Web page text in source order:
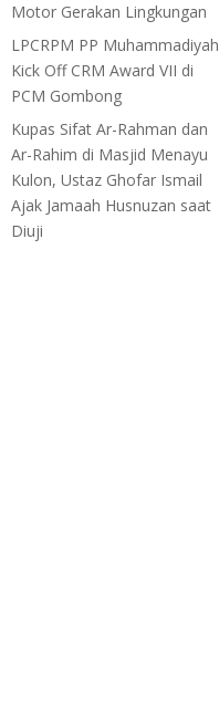
Motor Gerakan Lingkungan
LPCRPM PP Muhammadiyah
Kick Off CRM Award VII di
PCM Gombong
Kupas Sifat Ar-Rahman dan
Ar-Rahim di Masjid Menayu
Kulon, Ustaz Ghofar Ismail
Ajak Jamaah Husnuzan saat
Diuji